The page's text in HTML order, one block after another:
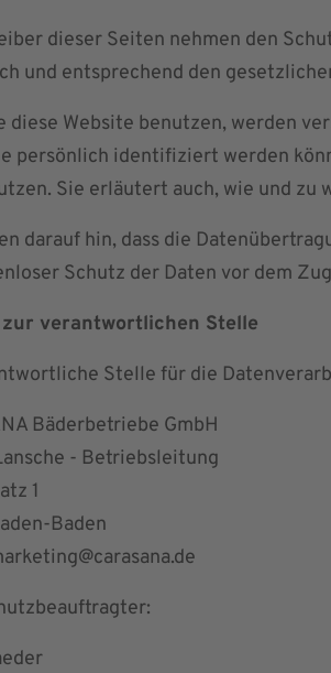
dieser Seiten nehmen den
und entsprechend den
diese Website benutzen, werden
persönlich identifiziert werden
Sie erläutert auch, wie und zu
darauf hin, dass die
Schutz der Daten vor dem
zur verantwortlichen Stelle
Stelle für die
Bäderbetriebe GmbH
- Betriebsleitung
1
Baden